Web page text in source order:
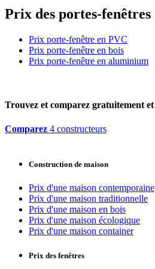
Prix des portes-fenêtres
Prix porte-fenêtre en PVC
Prix porte-fenêtre en bois
Prix porte-fenêtre en aluminium
Trouvez et comparez gratuitement et
Comparez 4 constructeurs
Construction de maison
Prix d'une maison contemporaine
Prix d'une maison traditionnelle
Prix d'une maison en bois
Prix d'une maison écologique
Prix d'une maison container
Prix des fenêtres